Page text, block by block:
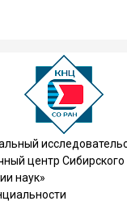
центр
наук»